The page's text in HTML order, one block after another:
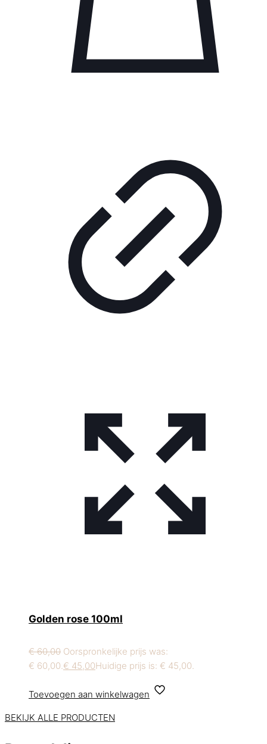
Golden rose 100ml
€60,00 Oorspronkelijke prijs was:
€ 60,00. € 45,00Huidige prijs is: € 45,00.
Toevoegen aan winkelwagen
BEKIJK ALLE PRODUCTEN